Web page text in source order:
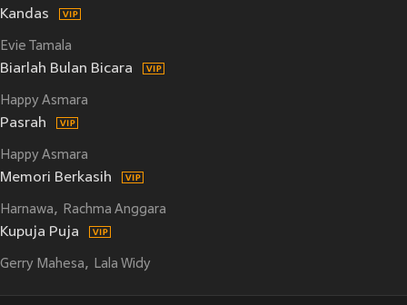
Kandas
Evie Tamala
Biarlah Bulan Bicara
Happy Asmara
Pasrah
Happy Asmara
Memori Berkasih
Harnawa Rachma Anggara
Kupuja Puja
Gerry Mahesa Lala Widy